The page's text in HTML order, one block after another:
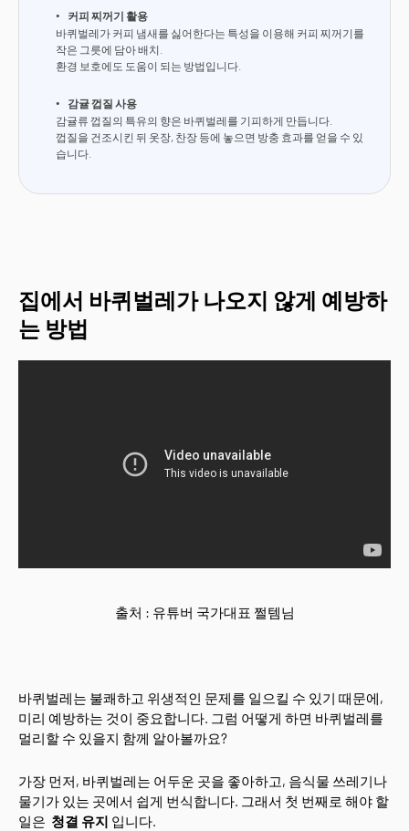
커피 찌꺼기 활용
바퀴벌레가 커피 냄새를 싫어한다는 특성을 이용해 커피 찌꺼기를
작은 그릇에 담아 배치.
환경 보호에도 도움이 되는 방법입니다.
감귤 껍질 사용
감귤류 껍질의 특유의 향은 바퀴벌레를 기피하게 만듭니다.
껍질을 건조시킨 뒤 옷장, 찬장 등에 놓으면 방충 효과를 얻을 수 있
습니다.
집에서 바퀴벌레가 나오지 않게 예방하
는 방법
출처 : 유튜버 국가대표 쩔템님
바퀴벌레는 불쾌하고 위생적인 문제를 일으킬 수 있기 때문에,
미리 예방하는 것이 중요합니다. 그럼 어떻게 하면 바퀴벌레를
멀리할 수 있을지 함께 알아볼까요?
가장 먼저, 바퀴벌레는 어두운 곳을 좋아하고, 음식물 쓰레기나
물기가 있는 곳에서 쉽게 번식합니다. 그래서 첫 번째로 해야 할
일은 청결 유지 입니다.